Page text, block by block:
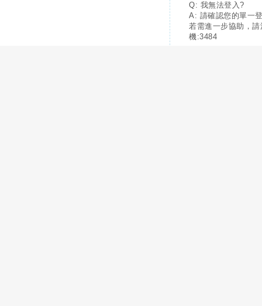
Q: 我無法登入?
A: 請確認您的單一
若需進一步協助，
機:3484